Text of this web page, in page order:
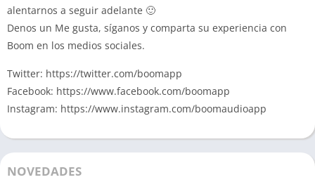
alentarnos a seguir adelante 🙂
Denos un Me gusta, síganos y comparta su experiencia con
Boom en los medios sociales.
Twitter: https://twitter.com/boomapp
Facebook: https://www.facebook.com/boomapp
Instagram: https://www.instagram.com/boomaudioapp
NOVEDADES